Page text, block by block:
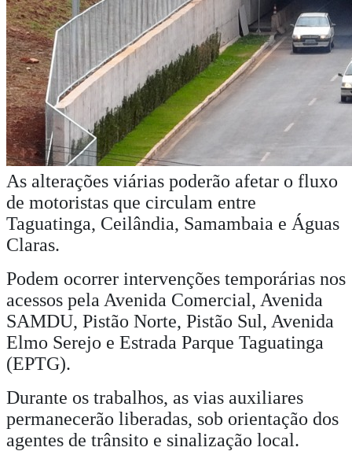
As alterações viárias poderão afetar o fluxo
de motoristas que circulam entre
Taguatinga, Ceilândia, Samambaia e Águas
Claras.
Podem ocorrer intervenções temporárias nos
acessos pela Avenida Comercial, Avenida
SAMDU, Pistão Norte, Pistão Sul, Avenida
Elmo Serejo e Estrada Parque Taguatinga
(EPTG).
Durante os trabalhos, as vias auxiliares
permanecerão liberadas, sob orientação dos
agentes de trânsito e sinalização local.